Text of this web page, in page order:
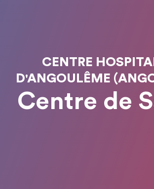
CENTRE
D'ANGOULÊME
Centre de